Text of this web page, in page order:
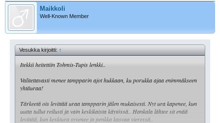
Maikkoli
Well-Known Member
Vesukka kirjoitti:↑
Itekkii heitettiin Tohmis-Tupis lenkki..
Valitettavasti menee tampparin ajot hukkaan, ku porukka ajaa enimmäkseen
yhtäuraa!
Tärkeetä ois levittää uraa tampparin jälen mukaisesti. Nyt ura kapenee, kun
uutta tullut reilusti ja vain keskikaista käytössä.. Hankala lähtee sit enää
levittää, kun keskiura syvenee ja penkka kasvaa vieressä..